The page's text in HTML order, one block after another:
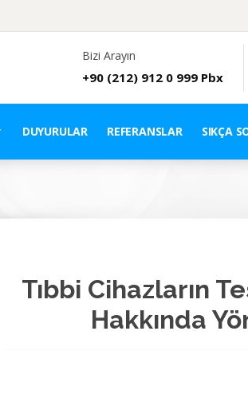
Bizi Arayın
+90 (212) 912 0 999 Pbx
DUYURULAR REFERANSLAR SIKÇA
Tıbbi Cihazların
Hakkında